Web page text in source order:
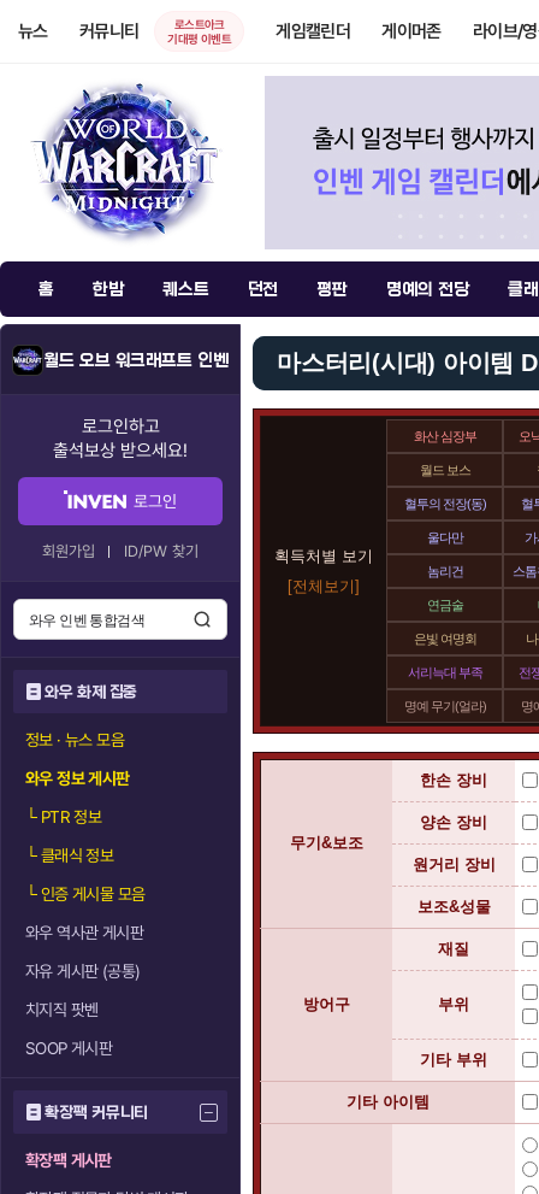
뉴스 커뮤니티
로스트아크
기대평 이벤트
게임캘린더 게이머존 라이브/
홈 한밤 퀘스트 던전 평판 명예의 전당 클
월드 오브 워크래프트 인벤
로그인하고
출석보상 받으세요!
로그인
회원가입 ID/PW 찾기
와우 화제 집중
정보 · 뉴스 모음
와우 정보 게시판
└PTR 정보
└클래식 정보
└인증 게시물 모음
와우 역사관 게시판
자유 게시판 (공통)
치지직 팟벤
SOOP 게시판
확장팩 커뮤니티
확장팩 게시판
마스터리(시대) 아이템
획득처별 보기
[전체보기]
화산 심장부 오
월드 보스
혈투의 전장(동) 혈
울다만
놈리건 스
연금술
은빛 여명회
서리늑대 부족 전
명예 무기(얼라) 명
무기&보조
한손 장비
양손 장비
원거리 장비
보조&성물
방어구
재질
부위
기타 부위
기타 아이템